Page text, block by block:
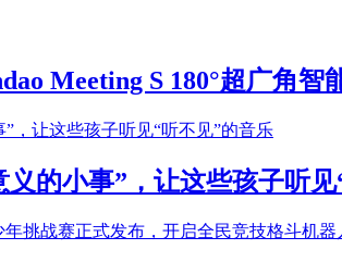
Meeting S 180°超广角智
的小事”，让这些孩子听